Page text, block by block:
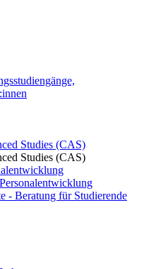
Studies (CAS)
Studies (CAS)
- Beratung für Studierende